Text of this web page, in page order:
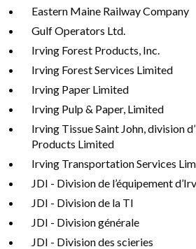
Eastern Maine Railway Company
Gulf Operators Ltd.
Irving Forest Products, Inc.
Irving Forest Services Limited
Irving Paper Limited
Irving Pulp & Paper, Limited
Irving Tissue Saint John, division
Products Limited
Irving Transportation Services
JDI - Division de l’équipement
JDI - Division de la TI
JDI - Division générale
JDI - Division des scieries